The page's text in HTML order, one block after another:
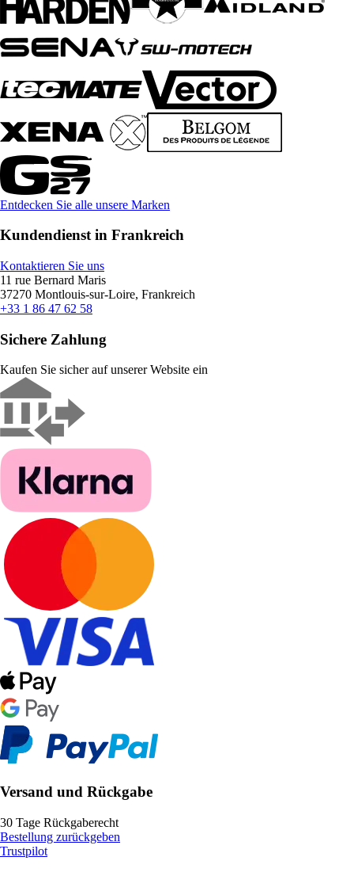
Entdecken Sie alle unsere Marken
Kundendienst in Frankreich
Kontaktieren Sie uns
11 rue Bernard Maris
37270 Montlouis-sur-Loire, Frankreich
+33 1 86 47 62 58
Sichere Zahlung
Kaufen Sie sicher auf unserer Website ein
Versand und Rückgabe
30 Tage Rückgaberecht
Bestellung zurückgeben
Trustpilot